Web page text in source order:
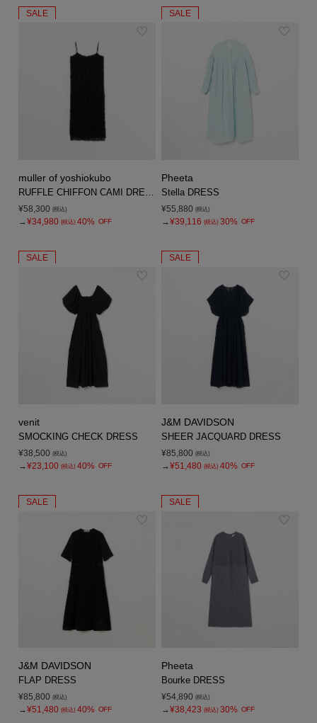
SALE
muller of yoshiokubo
¥58,300 (税込)
→¥34,980 (税込) 40% OFF
SALE
Pheeta
Stella DRESS
¥55,880 (税込)
→¥39,116 (税込) 30% OFF
SALE
venit
SMOCKING CHECK DRESS
¥38,500 (税込)
→¥23,100 (税込) 40% OFF
SALE
J&M DAVIDSON
SHEER JACQUARD DRESS
¥85,800 (税込)
→¥51,480 (税込) 40% OFF
SALE
J&M DAVIDSON
FLAP DRESS
¥85,800 (税込)
→¥51,480 (税込) 40% OFF
SALE
Pheeta
Bourke DRESS
¥54,890 (税込)
→¥38,423 (税込) 30% OFF